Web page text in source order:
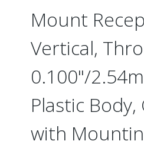
Mount
Vertical,
0.100"/
Plastic
with